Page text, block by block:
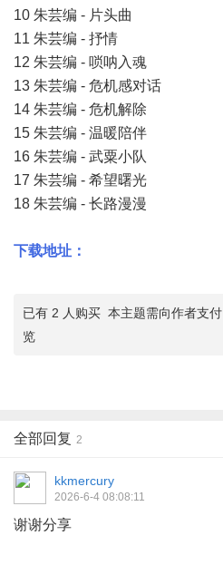
10 朱芸编 - 片头曲
11 朱芸编 - 抒情
12 朱芸编 - 唢呐入魂
13 朱芸编 - 危机感对话
14 朱芸编 - 危机解除
15 朱芸编 - 温暖陪伴
16 朱芸编 - 武粟小队
17 朱芸编 - 希望曙光
18 朱芸编 - 长路漫漫
下载地址：
已有 2 人购买 本主题需向作者支付
览
全部回复 2
kkmercury
2026-6-4 08:08:11
谢谢分享